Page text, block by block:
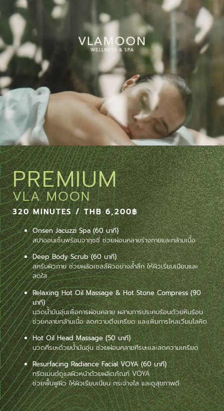
PREMIUM
VLA MOON
320 MINUTES / THB 6,200฿
Onsen Jacuzzi Spa (60 นาที)
สปาออนเซ็นพร้อมจากุซซี่ ช่วยผ่อนคลายร่างกายและกล้ามเนื้อ
Deep Body Scrub (60 นาที)
สครับผิวกาย ช่วยผลัดเซลล์ผิวอย่างล้ำลึก ให้ผิวเรียบเนียนและ
สดใส
Relaxing Hot Oil Massage & Hot Stone Compress (90
นาที)
นวดน้ำมันอุ่นเพื่อการผ่อนคลาย ผสานการประคบร้อนด้วยหินร้อน
ช่วยคลายกล้ามเนื้อ ลดความตึงเครียด และเพิ่มการไหลเวียนโลหิต
Hot Oil Head Massage (50 นาที)
นวดศีรษะด้วยน้ำมันอุ่น ช่วยผ่อนคลายศีรษะและลดความเครียด
Resurfacing Radiance Facial VOYA (60 นาที)
ทรีตเมนต์ดูแลผิวหน้าด้วยผลิตภัณฑ์ VOYA
ช่วยฟื้นฟูผิว ให้ผิวเรียบเนียน กระจ่างใส และดูสุขภาพดี